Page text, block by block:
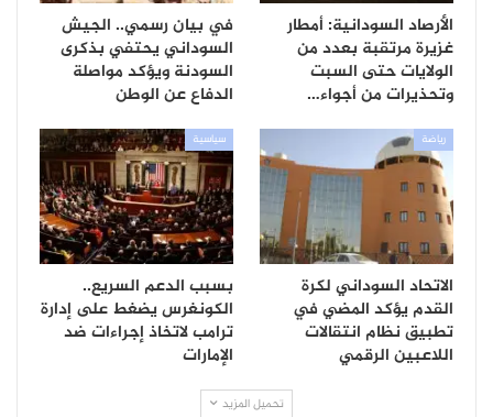
الأرصاد السودانية: أمطار
غزيرة مرتقبة بعدد من
الولايات حتى السبت
وتحذيرات من أجواء…
في بيان رسمي.. الجيش
السوداني يحتفي بذكرى
السودنة ويؤكد مواصلة
الدفاع عن الوطن
رياضة
الاتحاد السوداني لكرة
القدم يؤكد المضي في
تطبيق نظام انتقالات
اللاعبين الرقمي
سياسية
بسبب الدعم السريع..
الكونغرس يضغط على إدارة
ترامب لاتخاذ إجراءات ضد
الإمارات
تحميل المزيد